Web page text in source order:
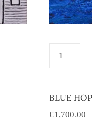
BLUE
€1,700.00